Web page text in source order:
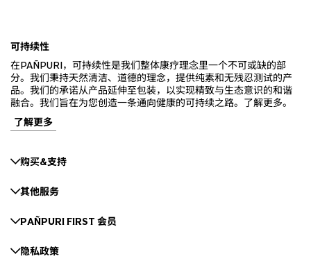
可持续性
在PAÑPURI，可持续性是我们整体康疗理念里一个不可或缺的部
分。我们秉持天然清洁、道德的理念，提供纯素和无残忍测试的产
品。我们的承诺从产品延伸至包装，以实现精致与生态意识的和谐
融合。我们旨在为您创造一条通向健康的可持续之路。了解更多。
了解更多
购买&支持
其他服务
PAÑPURI FIRST 会员
隐私政策